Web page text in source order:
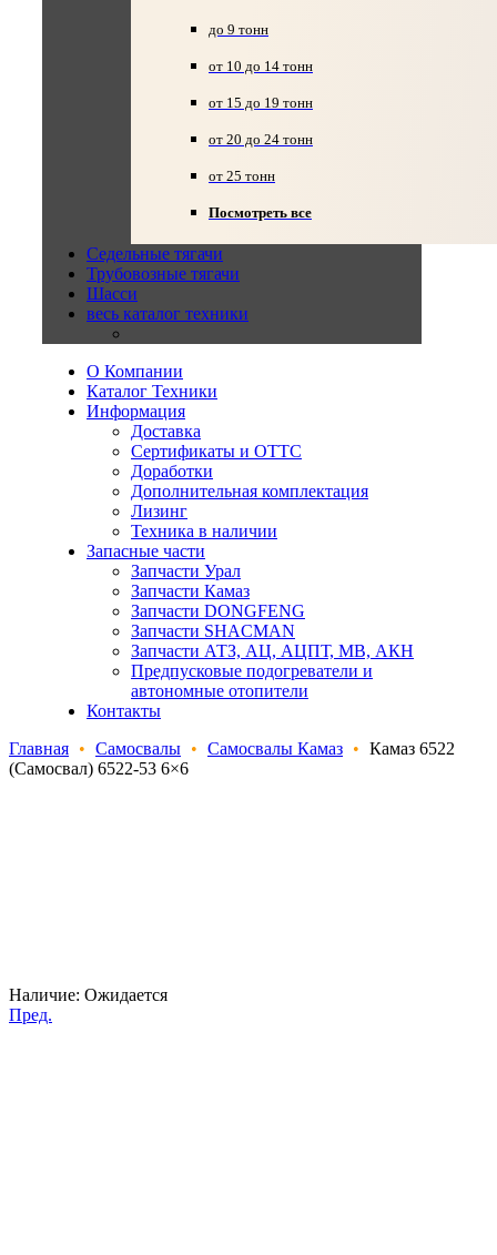
до 9 тонн
от 10 до 14 тонн
от 15 до 19 тонн
от 20 до 24 тонн
от 25 тонн
Посмотреть все
Седельные тягачи
Трубовозные тягачи
Шасси
весь каталог техники
О Компании
Каталог Техники
Информация
Доставка
Сертификаты и ОТТС
Доработки
Дополнительная комплектация
Лизинг
Техника в наличии
Запасные части
Запчасти Урал
Запчасти Камаз
Запчасти DONGFENG
Запчасти SHACMAN
Запчасти АТЗ, АЦ, АЦПТ, МВ, АКН
Предпусковые подогреватели и
автономные отопители
Контакты
Главная • Самосвалы • Самосвалы Камаз • Камаз 6522
(Самосвал) 6522-53 6×6
Наличие: Ожидается
Пред.